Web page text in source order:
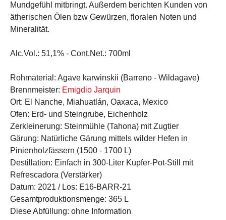
Mundgefühl mitbringt. Außerdem berichten Kunden von
ätherischen Ölen bzw Gewürzen, floralen Noten und
Mineralität.
Alc.Vol.: 51,1% - Cont.Net.: 700ml
Rohmaterial: Agave karwinskii (Barreno - Wildagave)
Brennmeister: Emigdio Jarquin
Ort: El Nanche, Miahuatlán, Oaxaca, Mexico
Ofen: Erd- und Steingrube, Eichenholz
Zerkleinerung: Steinmühle (Tahona) mit Zugtier
Gärung: Natürliche Gärung mittels wilder Hefen in
Pinienholzfässern (1500 - 1700 L)
Destillation: Einfach in 300-Liter Kupfer-Pot-Still mit
Refrescadora (Verstärker)
Datum: 2021 / Los: E16-BARR-21
Gesamtproduktionsmenge: 365 L
Diese Abfüllung: ohne Information